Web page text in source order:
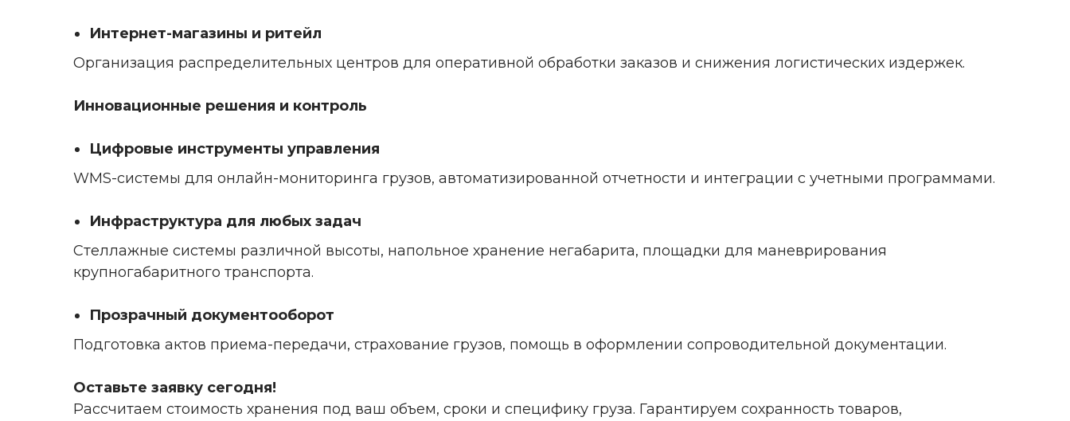
Интернет-магазины и ритейл
Организация распределительных центров для оперативной обработки заказов и снижения логистических издержек.
Инновационные решения и контроль
Цифровые инструменты управления
WMS-системы для онлайн-мониторинга грузов, автоматизированной отчетности и интеграции с учетными программами.
Инфраструктура для любых задач
Стеллажные системы различной высоты, напольное хранение негабарита, площадки для маневрирования
крупногабаритного транспорта.
Прозрачный документооборот
Подготовка актов приема-передачи, страхование грузов, помощь в оформлении сопроводительной документации.
Оставьте заявку сегодня!
Рассчитаем стоимость хранения под ваш объем, сроки и специфику груза. Гарантируем сохранность товаров,